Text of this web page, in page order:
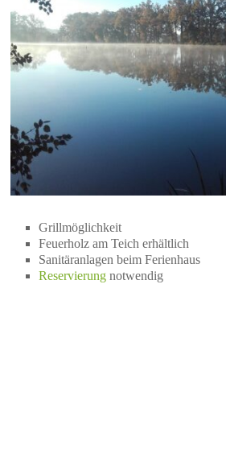
Grillmöglichkeit
Feuerholz am Teich erhältlich
Sanitäranlagen beim Ferienhaus
Reservierung notwendig